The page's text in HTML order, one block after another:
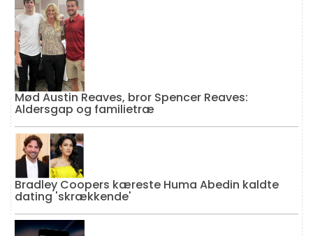
Mød Austin Reaves, bror Spencer Reaves:
Aldersgap og familietræ
Bradley Coopers kæreste Huma Abedin kaldte
dating 'skrækkende'